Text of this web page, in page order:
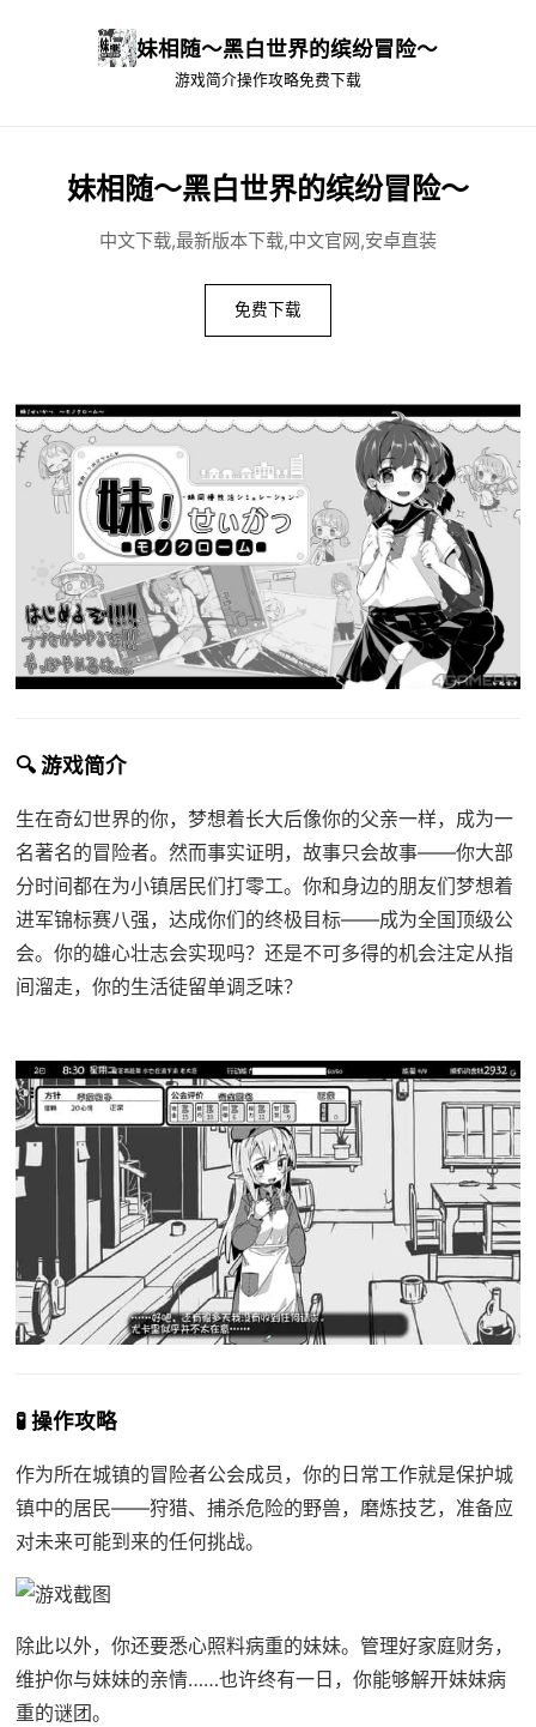
妹相随～黑白世界的缤纷冒险～
游戏简介操作攻略免费下载
妹相随～黑白世界的缤纷冒险～
中文下载,最新版本下载,中文官网,安卓直装
免费下载
🔍 游戏简介
生在奇幻世界的你，梦想着长大后像你的父亲一样，成为一
名著名的冒险者。然而事实证明，故事只会故事——你大部
分时间都在为小镇居民们打零工。你和身边的朋友们梦想着
进军锦标赛八强，达成你们的终极目标——成为全国顶级公
会。你的雄心壮志会实现吗？还是不可多得的机会注定从指
间溜走，你的生活徒留单调乏味？
🧪 操作攻略
作为所在城镇的冒险者公会成员，你的日常工作就是保护城
镇中的居民——狩猎、捕杀危险的野兽，磨炼技艺，准备应
对未来可能到来的任何挑战。
除此以外，你还要悉心照料病重的妹妹。管理好家庭财务，
维护你与妹妹的亲情……也许终有一日，你能够解开妹妹病
重的谜团。